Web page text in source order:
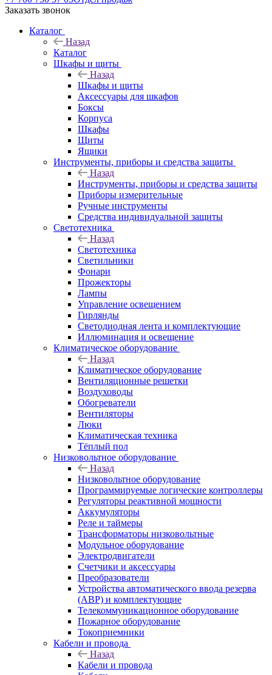
Заказать звонок
Каталог
Назад
Каталог
Шкафы и щиты
Назад
Шкафы и щиты
Аксессуары для шкафов
Боксы
Корпуса
Шкафы
Щиты
Ящики
Инструменты, приборы и средства защиты
Назад
Инструменты, приборы и средства защиты
Приборы измерительные
Ручные инструменты
Средства индивидуальной защиты
Светотехника
Назад
Светотехника
Светильники
Фонари
Прожекторы
Лампы
Управление освещением
Гирлянды
Светодиодная лента и комплектующие
Иллюминация и освещение
Климатическое оборудование
Назад
Климатическое оборудование
Вентиляционные решетки
Воздуховоды
Обогреватели
Вентиляторы
Люки
Климатическая техника
Тёплый пол
Низковольтное оборудование
Назад
Низковольтное оборудование
Программируемые логические контроллеры
Регуляторы реактивной мощности
Аккумуляторы
Реле и таймеры
Трансформаторы низковольтные
Модульное оборудование
Электродвигатели
Счетчики и аксессуары
Преобразователи
Устройства автоматического ввода резерва
(АВР) и комплектующие
Телекоммуникационное оборудование
Пожарное оборудование
Токоприемники
Кабели и провода
Назад
Кабели и провода